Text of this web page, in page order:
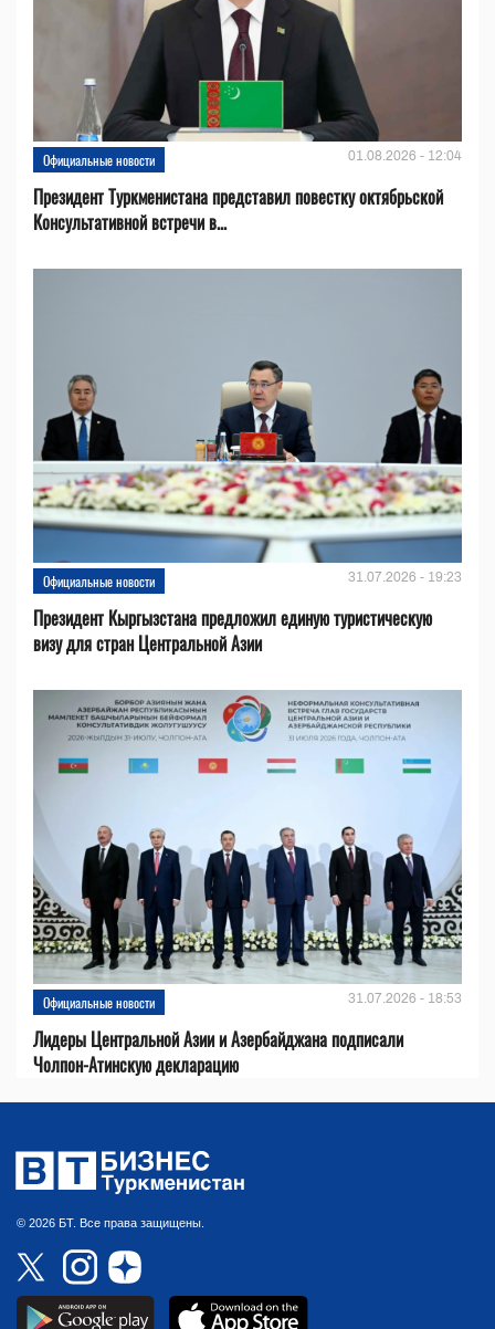
Официальные новости 01.08.2026 - 12:04
Президент Туркменистана представил повестку октябрьской
Консультативной встречи в...
Официальные новости 31.07.2026 - 19:23
Президент Кыргызстана предложил единую туристическую
визу для стран Центральной Азии
Официальные новости 31.07.2026 - 18:53
Лидеры Центральной Азии и Азербайджана подписали
Чолпон-Атинскую декларацию
© 2026 БТ. Все права защищены.